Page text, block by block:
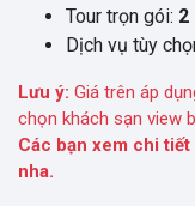
Tour trọn gói: 2
Dịch vụ tùy
Lưu ý: Giá trên áp
chọn khách sạn view
Các bạn xem chi
nha.